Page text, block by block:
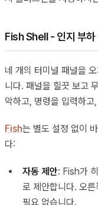
Fish Shell - 인지 부하
네 개의 터미널 패널을
니다. 패널을 힐끗 보고
악하고, 명령을 입력하
Fish는 별도 설정 없이
다:
자동 제안: Fish가
로 제안합니다. 오른
필요 없습니다.